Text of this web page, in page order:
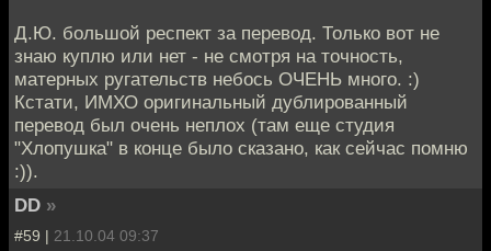
Д.Ю. большой респект за перевод. Только вот не
знаю куплю или нет - не смотря на точность,
матерных ругательств небось ОЧЕНЬ много. :)
Кстати, ИМХО оригинальный дублированный
перевод был очень неплох (там еще студия
"Хлопушка" в конце было сказано, как сейчас помню
:)).
DD »
#59 | 21.10.04 09:37